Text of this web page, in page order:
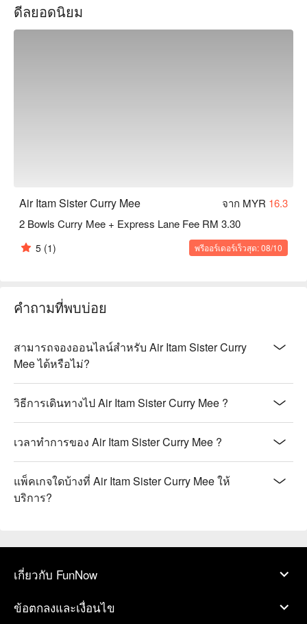
authentic Malaysian street food, a true taste of Penang's soul.
An essential stop for an authentic Penang breakfast, a
nostalgic lunch, or a food lover's pilgrimage.
ดีลยอดนิยม
Air Itam Sister Curry Mee จาก MYR 16.3
2 Bowls Curry Mee + Express Lane Fee RM 3.30
5 (1) พรีออร์เดอร์เร็วสุด: 08/10
คำถามที่พบบ่อย
สามารถจองออนไลน์สำหรับ Air Itam Sister Curry
Mee ได้หรือไม่?
วิธีการเดินทางไป Air Itam Sister Curry Mee ?
เวลาทำการของ Air Itam Sister Curry Mee ?
แพ็คเกจใดบ้างที่ Air Itam Sister Curry Mee ให้
บริการ?
เกี่ยวกับ FunNow
ข้อตกลงและเงื่อนไข